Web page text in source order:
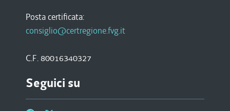
Posta certificata:
consiglio@certregione.fvg.it
C.F. 80016340327
Seguici su